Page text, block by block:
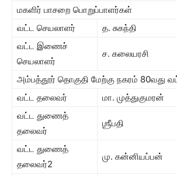
மகளிர் பாசறை பொறுப்பாளர்கள்
வட்ட செயலாளர்
த. சுகந்தி
வட்ட இணைச்
செயலாளர்
ச. கலையரசி
அம்பத்தூர் தொகுதி மேற்கு நகரம் 80வது
வட்ட தலைவர்
மா. முத்துகுமரன்
வட்ட துணைத்
தலைவர்
ஶ்ரீபதி
வட்ட துணைத்
தலைவர்2
மு. கன்னியப்பன்